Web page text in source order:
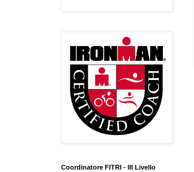
Coordinatore FITRI - III Livello